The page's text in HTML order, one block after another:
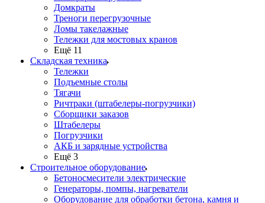
Домкраты
Треноги перегрузочные
Ломы такелажные
Тележки для мостовых кранов
Ещё 11
Складская техника
Тележки
Подъемные столы
Тягачи
Ричтраки (штабелеры-погрузчики)
Сборщики заказов
Штабелеры
Погрузчики
АКБ и зарядные устройства
Ещё 3
Строительное оборудование
Бетоносмесители электрические
Генераторы, помпы, нагреватели
Оборудование для обработки бетона, камня и